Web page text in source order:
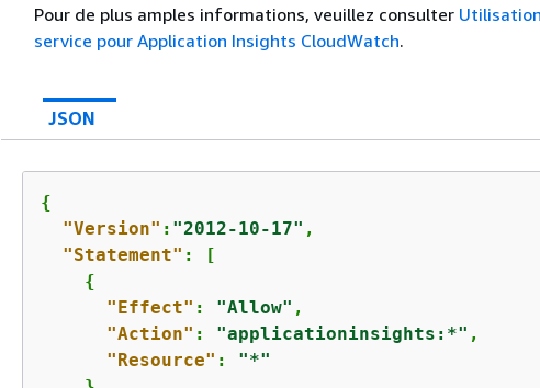
Pour de plus amples informations, veuillez consulter
service pour Application Insights CloudWatch.
JSON
{
"Version" : "2012-10-17" ,
"Statement" : [
{
"Effect" : "Allow" ,
"Action" : "applicationinsights:*" ,
"Resource" : "*"